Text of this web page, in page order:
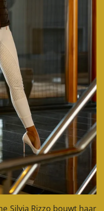
Silvia Rizzo bouwt haar